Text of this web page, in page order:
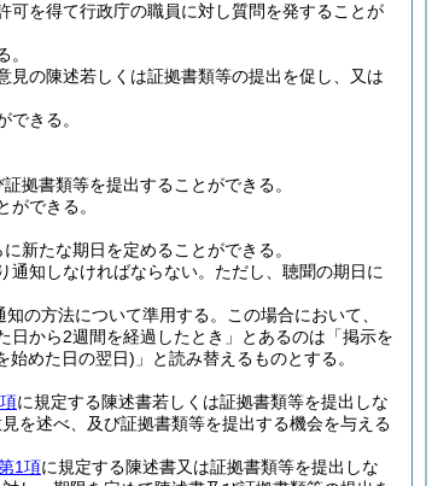
可を得て行政庁の職員に対し質問を発することが
の陳述若しくは証拠書類等の提出を促し、又は
きる。
拠書類等を提出することができる。
ができる。
新たな期日を定めることができる。
知しなければならない。 ただし、聴聞の期日に
の方法について準用する。
この場合において、
から2週間を経過したとき」とあるのは「掲示を
始めた日の翌日) 」と読み替えるものとする。
に規定する陳述書若しくは証拠書類等を提出しな
を述べ、及び証拠書類等を提出する機会を与える
1項に規定する陳述書又は証拠書類等を提出しな